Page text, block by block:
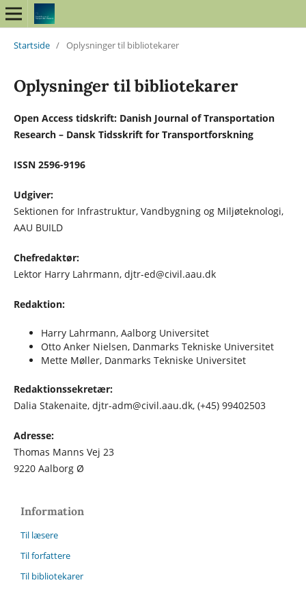
Startside / Oplysninger til bibliotekarer
Oplysninger til bibliotekarer
Open Access tidskrift: Danish Journal of Transportation
Research – Dansk Tidsskrift for Transportforskning
ISSN 2596-9196
Udgiver:
Sektionen for Infrastruktur, Vandbygning og Miljøteknologi,
AAU BUILD
Chefredaktør:
Lektor Harry Lahrmann, djtr-ed@civil.aau.dk
Redaktion:
Harry Lahrmann, Aalborg Universitet
Otto Anker Nielsen, Danmarks Tekniske Universitet
Mette Møller, Danmarks Tekniske Universitet
Redaktionssekretær:
Dalia Stakenaite, djtr-adm@civil.aau.dk, (+45) 99402503
Adresse:
Thomas Manns Vej 23
9220 Aalborg Ø
Information
Til læsere
Til forfattere
Til bibliotekarer